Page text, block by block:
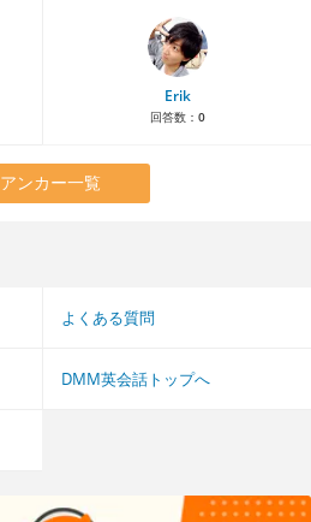
Erik
回答数： 0
アンカー一覧
よくある質問
DMM英会話トップへ